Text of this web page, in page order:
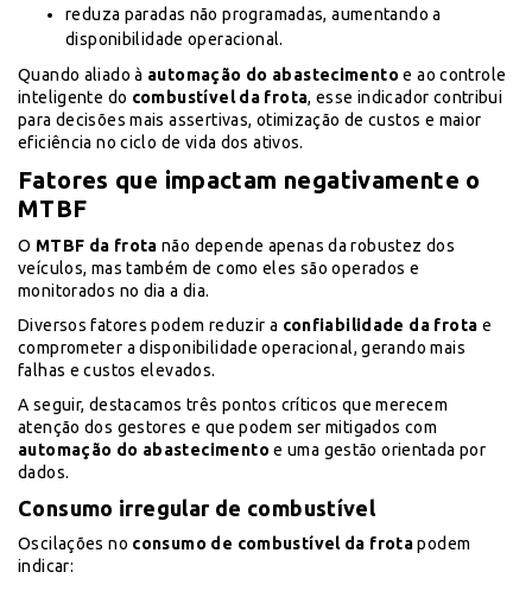
reduza paradas não programadas, aumentando a
disponibilidade operacional.
Quando aliado à automação do abastecimento e ao controle
inteligente do combustível da frota, esse indicador contribui
para decisões mais assertivas, otimização de custos e maior
eficiência no ciclo de vida dos ativos.
Fatores que impactam negativamente o
MTBF
O MTBF da frota não depende apenas da robustez dos
veículos, mas também de como eles são operados e
monitorados no dia a dia.
Diversos fatores podem reduzir a confiabilidade da frota e
comprometer a disponibilidade operacional, gerando mais
falhas e custos elevados.
A seguir, destacamos três pontos críticos que merecem
atenção dos gestores e que podem ser mitigados com
automação do abastecimento e uma gestão orientada por
dados.
Consumo irregular de combustível
Oscilações no consumo de combustível da frotapodem
indicar: